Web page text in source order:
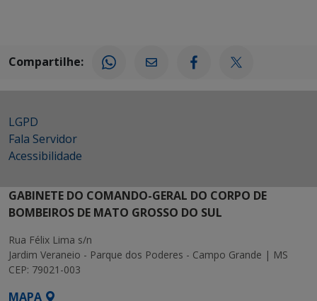
Compartilhe:
LGPD
Fala Servidor
Acessibilidade
GABINETE DO COMANDO-GERAL DO CORPO DE
BOMBEIROS DE MATO GROSSO DO SUL
Rua Félix Lima s/n
Jardim Veraneio - Parque dos Poderes - Campo Grande | MS
CEP: 79021-003
MAPA